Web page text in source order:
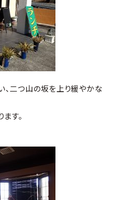
二つ山の坂を上り緩やかな
す。